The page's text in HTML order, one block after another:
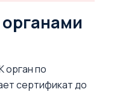
орган по
сертификат до